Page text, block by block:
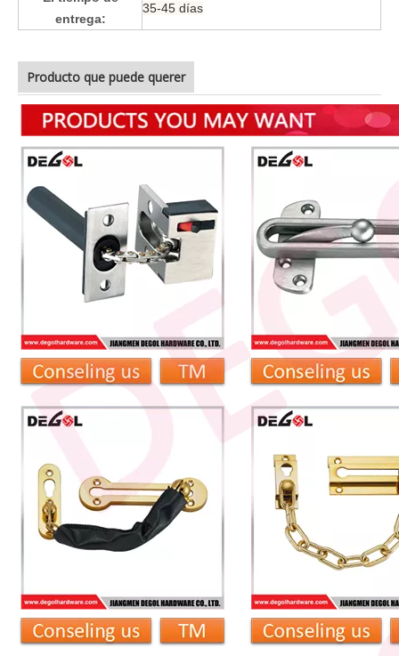
entrega:
35-45 días
Producto que puede querer